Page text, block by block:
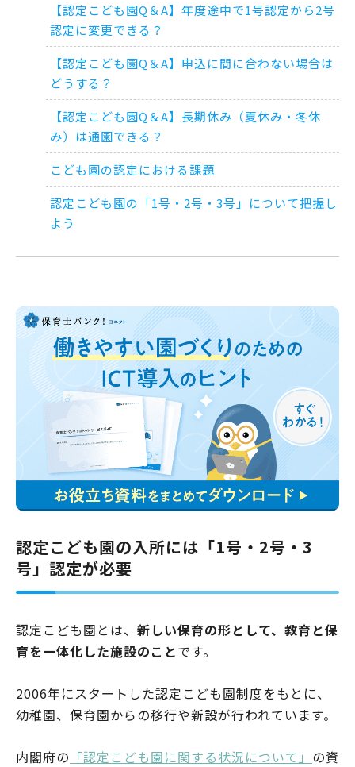
【認定こども園Q＆A】年度途中で1号認定から2号
認定に変更できる？
【認定こども園Q＆A】申込に間に合わない場合は
どうする？
【認定こども園Q＆A】長期休み（夏休み・冬休
み）は通園できる？
こども園の認定における課題
認定こども園の「1号・2号・3号」について把握し
よう
認定こども園の入所には「1号・2号・3
号」認定が必要
認定こども園とは、 新しい保育の形として、教育と保
育を一体化した施設のことです。
2006年にスタートした認定こども園制度をもとに、
幼稚園、保育園からの移行や新設が行われています。
内閣府の 「認定こども園に関する状況について」 の資